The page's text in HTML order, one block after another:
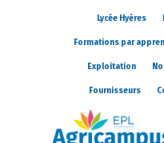
Lycée Hyères
Formations par
Exploitation
Fournisseurs